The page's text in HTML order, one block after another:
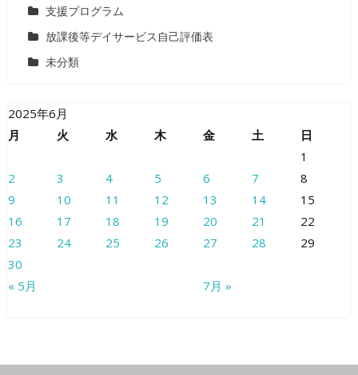
支援プログラム
放課後等デイサービス自己評価表
未分類
2025年6月
月
火 水 木 金 土 日
« 5月 7月 »
1
2
3 4 5 6 7
8
9
10 11 12 13 14
15
16
17 18 19 20 21
22
23
24 25 26 27 28
29
30